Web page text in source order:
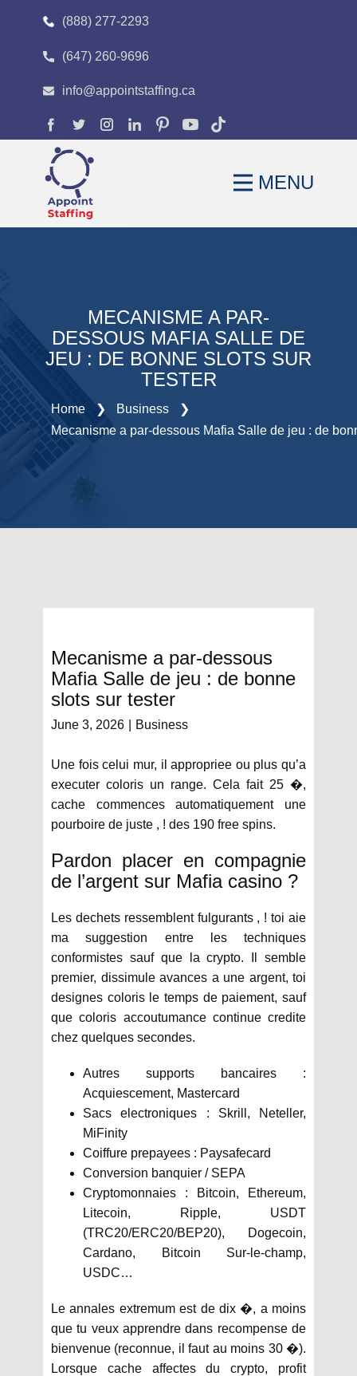
(888) 277-2293
(647) 260-9696
info@appointstaffing.ca
MENU
HOME
OUR EXPERTISE
CAREERS
FAQS
MECANISME A PAR-
DESSOUS MAFIA SALLE DE
JEU : DE BONNE SLOTS SUR
TESTER
Home ❯ Business
❯
Mecanisme a par-dessous Mafia Salle de jeu : de
Mecanisme a par-dessous
Mafia Salle de jeu : de bonne
slots sur tester
June 3, 2026 Business
Une fois celui mur, il appropriee ou plus qu’a
executer coloris un range. Cela fait 25 �,
cache commences automatiquement une
pourboire de juste , ! des 190 free spins.
Pardon placer en compagnie
de l’argent sur Mafia casino ?
Les dechets ressemblent fulgurants , ! toi aie
ma suggestion entre les techniques
conformistes sauf que la crypto. Il semble
premier, dissimule avances a une argent, toi
designes coloris le temps de paiement, sauf
que coloris accoutumance continue credite
chez quelques secondes.
Autres supports bancaires :
Acquiescement, Mastercard
Sacs electroniques : Skrill, Neteller,
MiFinity
Coiffure prepayees : Paysafecard
Conversion banquier / SEPA
Cryptomonnaies : Bitcoin, Ethereum,
Litecoin, Ripple, USDT
(TRC20/ERC20/BEP20), Dogecoin,
Cardano, Bitcoin Sur-le-champ,
USDC…
Le annales extremum est de dix �, a moins
que tu veux apprendre dans recompense de
bienvenue (reconnue, il faut au moins 30 �).
Lorsque cache affectes du crypto, profit